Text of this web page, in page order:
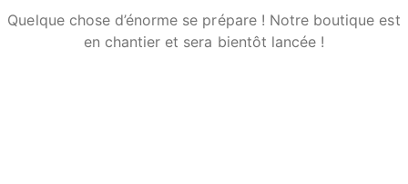
Quelque chose d’énorme se prépare ! Notre boutique est
en chantier et sera bientôt lancée !